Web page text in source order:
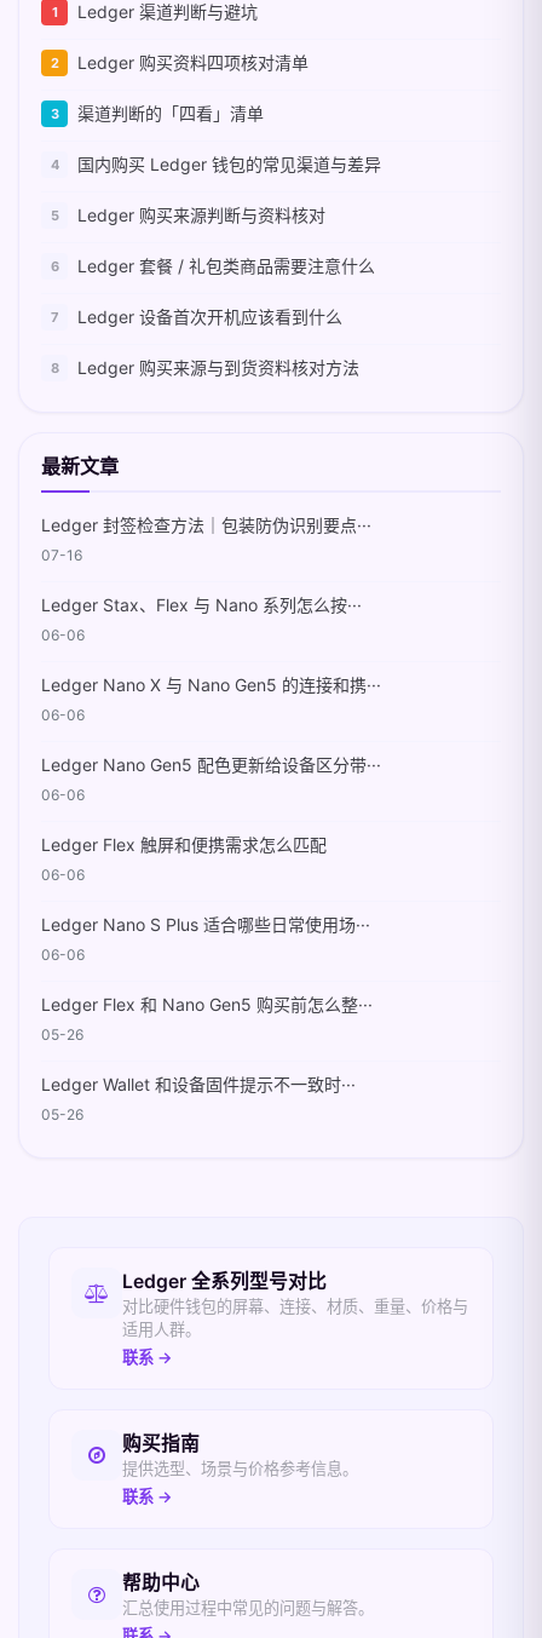
Ledger 渠道判断与避坑
Ledger 购买资料四项核对清单
渠道判断的「四看」清单
国内购买 Ledger 钱包的常见渠道与差异
Ledger 购买来源判断与资料核对
Ledger 套餐 / 礼包类商品需要注意什么
Ledger 设备首次开机应该看到什么
Ledger 购买来源与到货资料核对方法
最新文章
Ledger 封签检查方法｜包装防伪识别要点···
07-16
Ledger Stax、Flex 与 Nano 系列怎么按···
06-06
Ledger Nano X 与 Nano Gen5 的连接和携···
06-06
Ledger Nano Gen5 配色更新给设备区分带···
06-06
Ledger Flex 触屏和便携需求怎么匹配
06-06
Ledger Nano S Plus 适合哪些日常使用场···
06-06
Ledger Flex 和 Nano Gen5 购买前怎么整···
05-26
Ledger Wallet 和设备固件提示不一致时···
05-26
相关入口
Ledger 全系列型号对比
对比硬件钱包的屏幕、连接、材质、重量、价格与
适用人群。
联系 →
购买指南
提供选型、场景与价格参考信息。
联系 →
帮助中心
汇总使用过程中常见的问题与解答。